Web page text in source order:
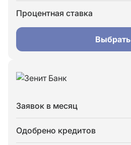
Процентная ставка
Выбрать
Заявок в месяц
Одобрено кредитов